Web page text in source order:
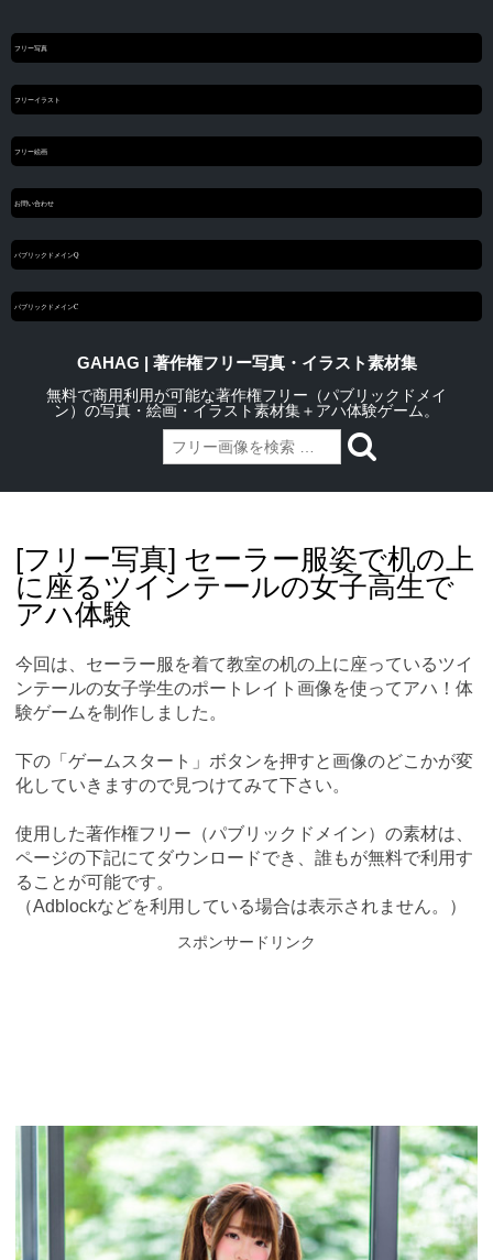
フリー写真
フリーイラスト
フリー絵画
お問い合わせ
パブリックドメインQ
パブリックドメインC
GAHAG | 著作権フリー写真・イラスト素材集
無料で商用利用が可能な著作権フリー（パブリックドメイ
ン）の写真・絵画・イラスト素材集＋アハ体験ゲーム。
content[フリー写真] セーラー服姿で机の上
に座るツインテールの女子高生で
アハ体験
今回は、セーラー服を着て教室の机の上に座っているツイ
ンテールの女子学生のポートレイト画像を使ってアハ！体
験ゲームを制作しました。
下の「ゲームスタート」ボタンを押すと画像のどこかが変
化していきますので見つけてみて下さい。
使用した著作権フリー（パブリックドメイン）の素材は、
ページの下記にてダウンロードでき、誰もが無料で利用す
ることが可能です。
（Adblockなどを利用している場合は表示されません。）
スポンサードリンク